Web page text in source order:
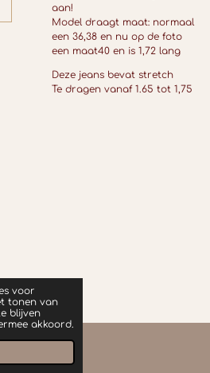
voor
tonen van
blijven
akkoord.
aan!
Model draagt maat: normaal
een 36,38 en nu op de foto
een maat40 en is 1,72 lang
Deze jeans bevat stretch
Te dragen vanaf 1.65 tot 1,75